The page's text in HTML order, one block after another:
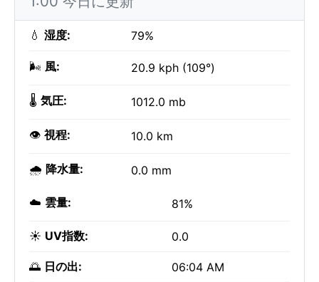
💧 湿度: 79%
🌬️ 風: 20.9 kph (109°)
🌡️ 気圧: 1012.0 mb
👁️ 視程: 10.0 km
🌧️ 降水量: 0.0 mm
☁️ 雲量: 81%
☀️ UV指数: 0.0
🌅 日の出: 06:04 AM